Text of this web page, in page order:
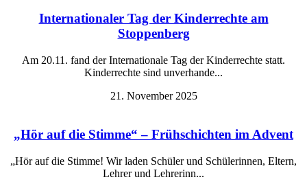
Internationaler Tag der Kinderrechte am
Stoppenberg
Am 20.11. fand der Internationale Tag der Kinderrechte statt.
Kinderrechte sind unverhande...
21. November 2025
„Hör auf die Stimme“ – Frühschichten im Advent
„Hör auf die Stimme! Wir laden Schüler und Schülerinnen, Eltern,
Lehrer und Lehrerinn...